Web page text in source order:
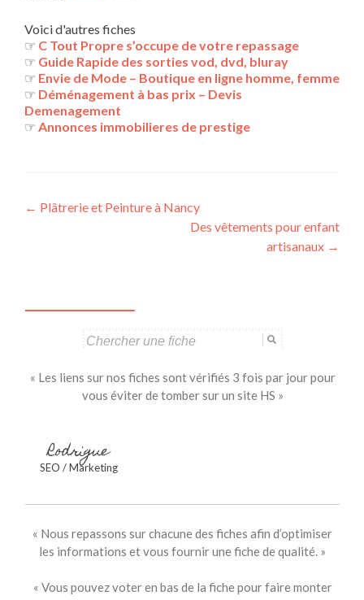
Voici d'autres fiches
☞ C Tout Propre s’occupe de votre repassage
☞ Guide Rapide des sorties vod, dvd, bluray
☞ Envie de Mode – Boutique en ligne homme, femme
☞ Déménagement à bas prix – Devis
Demenagement
☞ Annonces immobilieres de prestige
Navigation
← Plâtrerie et Peinture à Nancy
Des vêtements pour enfant
artisanaux →
« Les liens sur nos fiches sont vérifiés 3 fois par jour pour
vous éviter de tomber sur un site HS »
Rodrigue
SEO / Marketing
« Nous repassons sur chacune des fiches afin d’optimiser
les informations et vous fournir une fiche de qualité. »
« Vous pouvez voter en bas de la fiche pour faire monter